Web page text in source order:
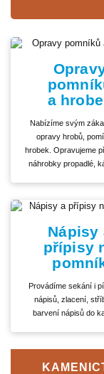
a
Nabízíme svým
opravy hrobů,
hrobek. Opravujeme
náhrobky propadlé,
Nápisy
přípisy
Provádíme sekání i
nápisů, zlacení,
barvení nápisů do